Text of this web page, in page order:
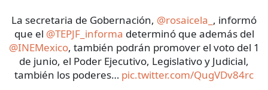
La secretaria de Gobernación, @rosaicela_ , informó
que el @TEPJF_informa determinó que además del
@INEMexico, también podrán promover el voto del 1
de junio, el Poder Ejecutivo, Legislativo y Judicial,
también los poderes… pic.twitter.com/QugVDv84rc